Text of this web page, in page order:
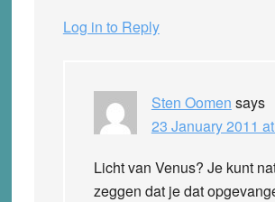
Log in to Reply
Sten Oomen says
23 January 2011
Licht van Venus? Je kunt
zeggen dat je dat